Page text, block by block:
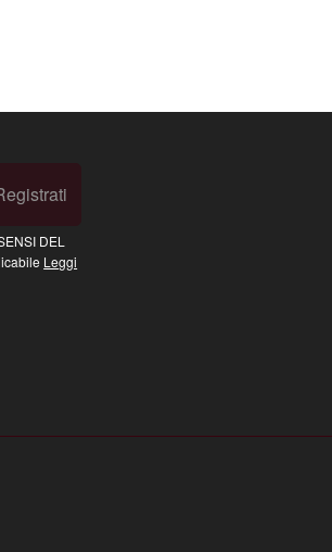
DEL
Leggi